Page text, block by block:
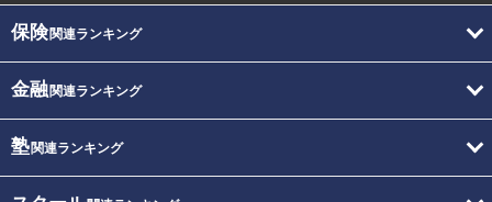
保険関連ランキング
金融関連ランキング
塾関連ランキング